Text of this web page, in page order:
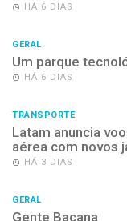
HÁ 6 DIAS
GERAL
Um parque
HÁ 6 DIAS
TRANSPORTE
Latam anuncia
aérea com novos
HÁ 3 DIAS
GERAL
Gente Bacana